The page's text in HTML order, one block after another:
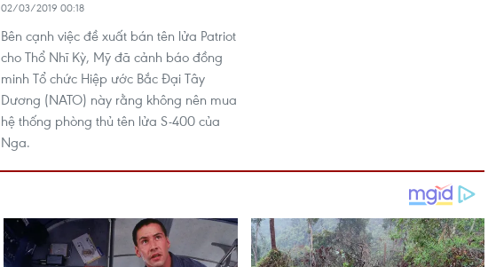
02/03/2019 00:18
Bên cạnh việc đề xuất bán tên lửa Patriot
cho Thổ Nhĩ Kỳ, Mỹ đã cảnh báo đồng
minh Tổ chức Hiệp ước Bắc Đại Tây
Dương (NATO) này rằng không nên mua
hệ thống phòng thủ tên lửa S-400 của
Nga.